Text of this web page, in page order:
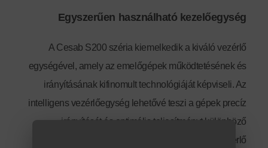
Egyszerűen használható kezelőegység
A Cesab S200 széria kiemelkedik a kiváló vezérlő
egységével, amely az emelőgépek működtetésének és
irányításának kifinomult technológiáját képviseli. Az
intelligens vezérlőegység lehetővé teszi a gépek precíz
irányítását és optimális teljesítményt különböző
A Cesab által alkalmazott vezérlő